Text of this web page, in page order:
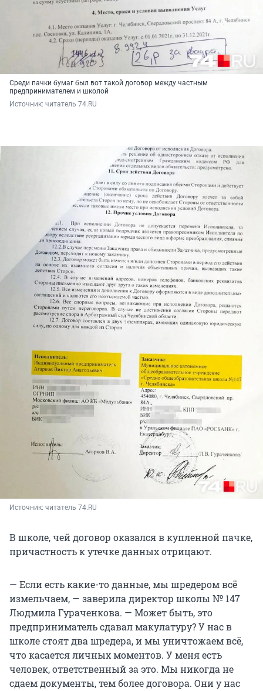
Среди пачки бумаг был вот такой договор между частным
предпринимателем и школой
Источник: читатель 74.RU
Источник: читатель 74.RU
В школе, чей договор оказался в купленной пачке,
причастность к утечке данных отрицают.
— Если есть какие-то данные, мы шредером всё
измельчаем, — заверила директор школы № 147
Людмила Гураченкова. — Может быть, это
предприниматель сдавал макулатуру? У нас в
школе стоят два шредера, и мы уничтожаем всё,
что касается личных моментов. У меня есть
человек, ответственный за это. Мы никогда не
сдаем документы, тем более договора. Они у нас